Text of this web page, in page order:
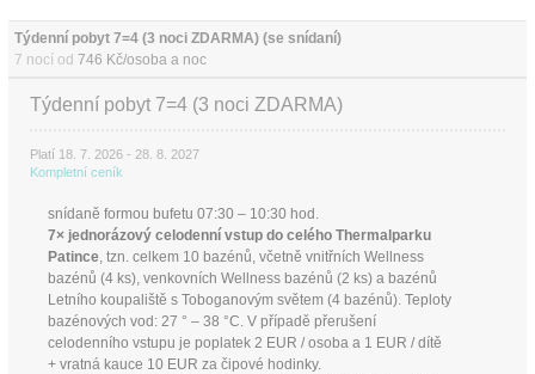
Týdenní pobyt 7=4 (3 noci ZDARMA) (se snídaní)
7 nocí od 746 Kč/osoba a noc
Týdenní pobyt 7=4 (3 noci ZDARMA)
Platí 18. 7. 2026 - 28. 8. 2027
Kompletní ceník
snídaně formou bufetu 07:30 – 10:30 hod.
7× jednorázový celodenní vstup do celého Thermalparku
Patince, tzn. celkem 10 bazénů, včetně vnitřních Wellness
bazénů (4 ks), venkovních Wellness bazénů (2 ks) a bazénů
Letního koupaliště s Toboganovým světem (4 bazénů). Teploty
bazénových vod: 27 ° – 38 °C. V případě přerušení
celodenního vstupu je poplatek 2 EUR / osoba a 1 EUR / dítě
+ vratná kauce 10 EUR za čipové hodinky.